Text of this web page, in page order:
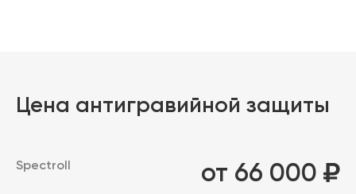
Цена антигравийной защиты
Spectroll от 66 000